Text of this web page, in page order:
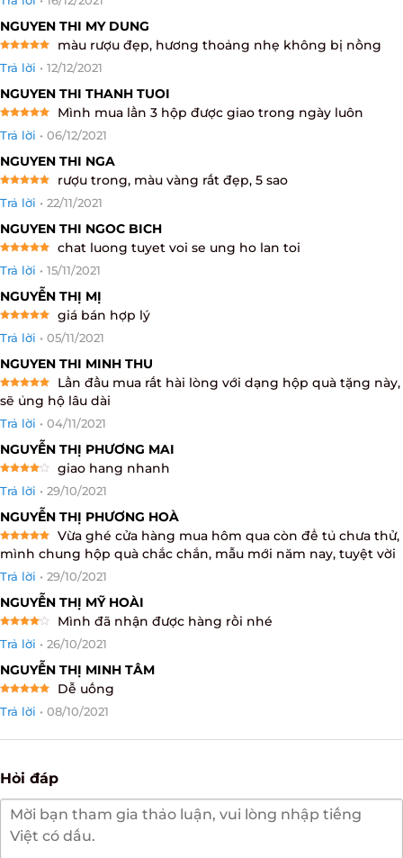
out of 5
NGUYEN THI MY DUNG
out of 5
màu rượu đẹp, hương thoảng nhẹ không bị nồng
Trả lời • 12/12/2021
NGUYEN THI THANH TUOI
out of 5
Mình mua lần 3 hộp được giao trong ngày luôn
Trả lời • 06/12/2021
NGUYEN THI NGA
out of 5
rượu trong, màu vàng rất đẹp, 5 sao
Trả lời • 22/11/2021
NGUYEN THI NGOC BICH
out of 5
chat luong tuyet voi se ung ho lan toi
Trả lời • 15/11/2021
NGUYỄN THỊ MỊ
out of 5
giá bán hợp lý
Trả lời • 05/11/2021
NGUYEN THI MINH THU
Rated5
out of 5
Lần đầu mua rất hài lòng với dạng hộp quà tặng này,
sẽ ủng hộ lâu dài
Trả lời • 04/11/2021
NGUYỄN THỊ PHƯƠNG MAI
out of 5
giao hang nhanh
Trả lời • 29/10/2021
NGUYỄN THỊ PHƯƠNG HOÀ
Rated5
out of 5
Vừa ghé cửa hàng mua hôm qua còn để tủ chưa thử,
mình chung hộp quà chắc chắn, mẫu mới năm nay, tuyệt vời
Trả lời • 29/10/2021
NGUYỄN THỊ MỸ HOÀI
out of 5
Mình đã nhận được hàng rồi nhé
Trả lời • 26/10/2021
NGUYỄN THỊ MINH TÂM
out of 5
Dễ uống
Trả lời • 08/10/2021
Hỏi đáp